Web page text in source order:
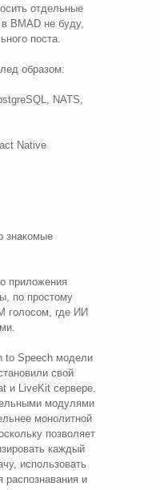
отдельные
BMAD не буду,
поста.
образом:
NATS,
Native
знакомые
приложения
по простому
голосом, где ИИ
to Speech модели
свой
и LiveKit сервере.
модулями
монолитной
позволяет
каждый
использовать
распознавания и